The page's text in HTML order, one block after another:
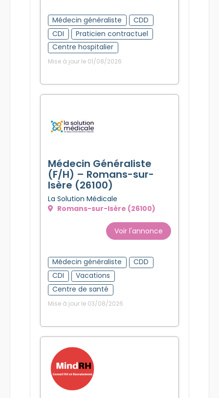
Médecin généraliste
CDD
CDI
Praticien contractuel
Centre hospitalier
Mise à jour le 01/08/2026
Médecin Généraliste
(F/H) – Romans-sur-
Isère (26100)
La Solution Médicale
Romans-sur-Isère (26100)
Voir l'annonce
Médecin généraliste
CDD
CDI
Vacations
Centre de santé
Mise à jour le 03/08/2026